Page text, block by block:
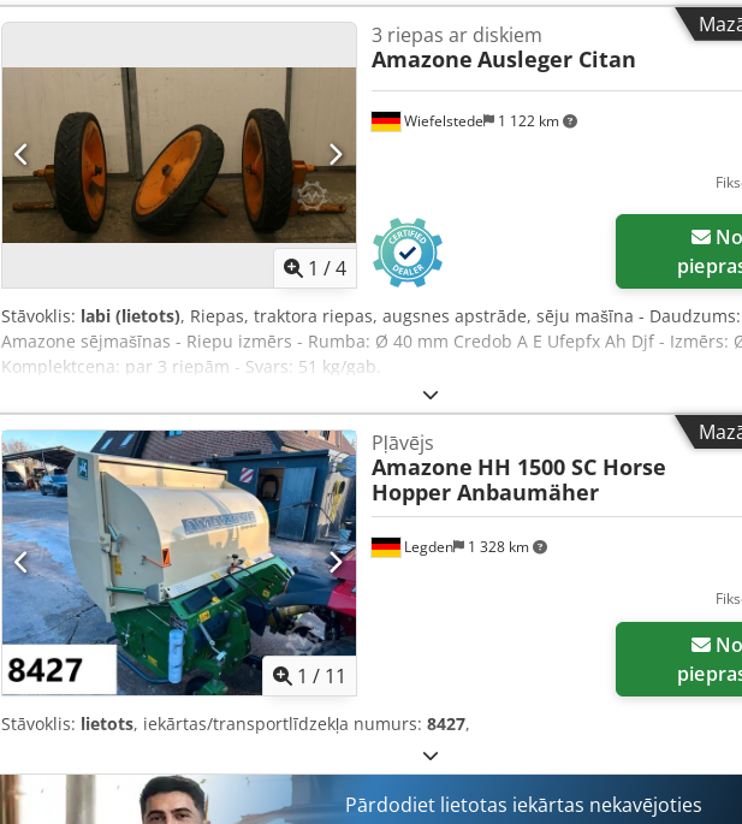
1 /4
Wiefelstede 1 122 km
3 riepas ar diskiem
Amazone Ausleger Citan
Stāvoklis: labi (lietots), Riepas, traktora riepas, augsnes apstrāde, sēju mašīna -
Amazone sējmašīnas - Riepu izmērs - Rumba: Ø 40 mm Credob A E Ufepfx Ah Djf - Izmērs:
Komplektcena: par 3 riepām - Svars: 51 kg/gab.
1 / 11
Legden 1 328 km
Pļāvējs
Amazone HH 1500 SC Horse
Hopper Anbaumäher
Stāvoklis: lietots, iekārtas/transportlīdzekļa numurs: 8427,
Pārdodiet lietotas iekārtas nekavējoties